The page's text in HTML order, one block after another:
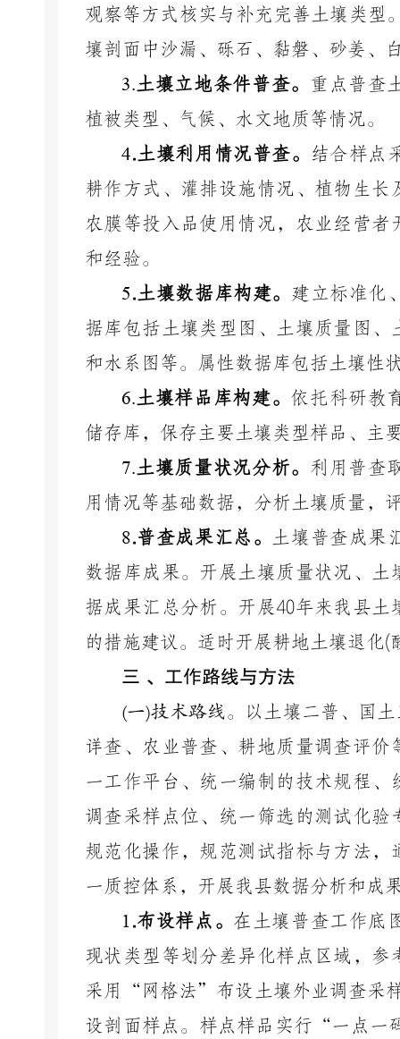
观察等方式核实与补充完善土壤类型
壤剖面中沙漏、砾石、黏磐、砂姜、
3.土壤立地条件普查。 重点普查
植被类型、气候、水文地质等情况。
4.土壤利用情况普查。
结合样点
耕作方式、灌排设施情况、植物生
农膜等投入品使用情况，农业经营
和经验。
5.土壤数据库构建。 建立标准化
据库包括土壤类型图、土壤质量图
和水系图等。属性数据库包括土壤性
6.土壤样品库构建。 依托科研教
储存库，保存主要土壤类型样品、主
7.土壤质量状况分析。 利用普查
用情况等基础数据，分析土壤质量，
8.普查成果汇总。
土壤普查成果
数据库成果。开展土壤质量状况、土
据成果汇总分析。开展40年来我县土
的措施建议。适时开展耕地土壤退化(
三 、工作路线与方法
(一)技术路线。
以土壤二普、国
详查、农业普查、耕地质量调查评
一工作平台、统一编制的技术规程
调查采样点位、统一筛选的测试化
规范化操作，规范测试指标与方法，
一质控体系，开展我县数据分析和成
1 .布设样点。 在土壤普查工作底
现状类型等划分差异化样点区域，
采用
“网格法”布设土壤外业调查采
设剖面样点。样点样品实行“一点一